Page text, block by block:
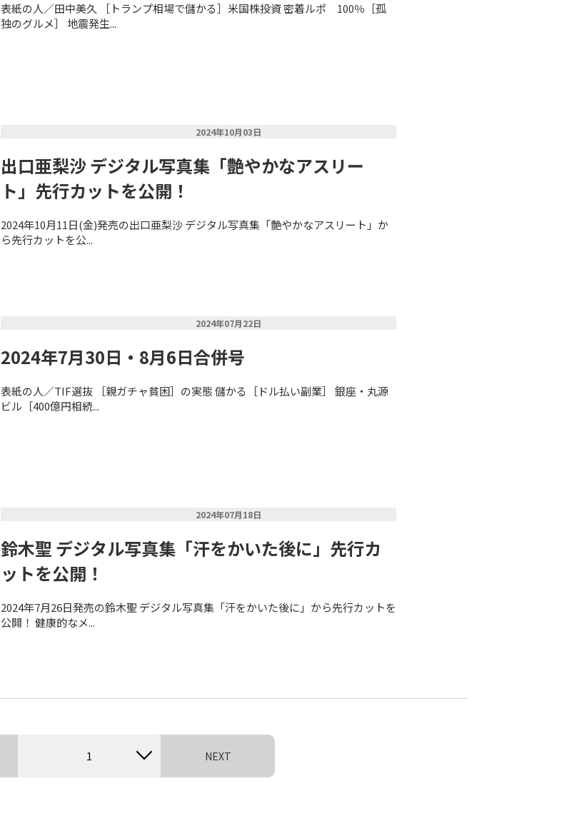
表紙の人／田中美久 ［トランプ相場で儲かる］米国株投資 密着ルポ 100％［孤
独のグルメ］ 地震発生...
2024年10月03日
出口亜梨沙 デジタル写真集「艶やかなアスリー
ト」先行カットを公開！
2024年10月11日(金)発売の出口亜梨沙 デジタル写真集「艶やかなアスリート」か
ら先行カットを公...
2024年07月22日
2024年7月30日・8月6日合併号
表紙の人／TIF選抜 ［親ガチャ貧困］の実態 儲かる［ドル払い副業］ 銀座・丸源
ビル［400億円相続...
2024年07月18日
鈴木聖 デジタル写真集「汗をかいた後に」先行カ
ットを公開！
2024年7月26日発売の鈴木聖 デジタル写真集「汗をかいた後に」から先行カットを
公開！ 健康的なメ...
1 NEXT